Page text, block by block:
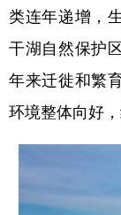
类连年递增，
干湖自然保护
年来迁徙和繁
环境整体向好，